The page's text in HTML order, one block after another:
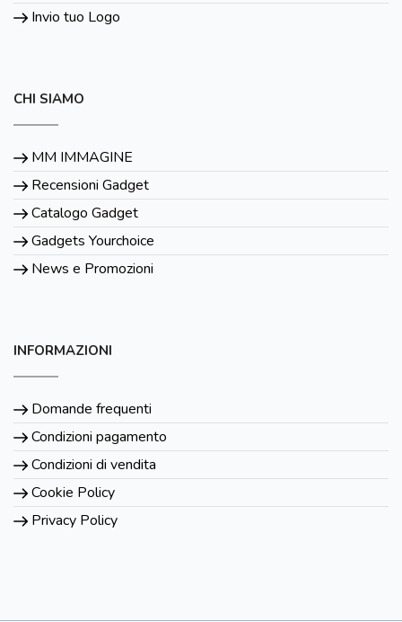
Invio tuo Logo
CHI SIAMO
MM IMMAGINE
Recensioni Gadget
Catalogo Gadget
Gadgets Yourchoice
News e Promozioni
INFORMAZIONI
Domande frequenti
Condizioni pagamento
Condizioni di vendita
Cookie Policy
Privacy Policy